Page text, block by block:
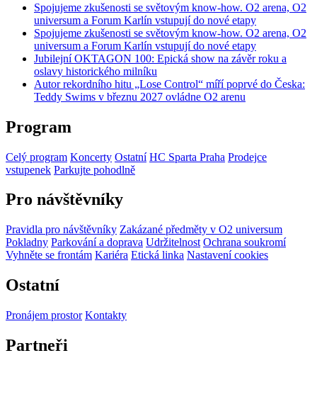
Spojujeme zkušenosti se světovým know-how. O2 arena, O2
universum a Forum Karlín vstupují do nové etapy
Spojujeme zkušenosti se světovým know-how. O2 arena, O2
universum a Forum Karlín vstupují do nové etapy
Jubilejní OKTAGON 100: Epická show na závěr roku a
oslavy historického milníku
Autor rekordního hitu „Lose Control“ míří poprvé do Česka:
Teddy Swims v březnu 2027 ovládne O2 arenu
Program
Celý program Koncerty Ostatní HC Sparta Praha Prodejce
vstupenek Parkujte pohodlně
Pro návštěvníky
Pravidla pro návštěvníky Zakázané předměty v O2 universum
Pokladny Parkování a doprava Udržitelnost Ochrana soukromí
Vyhněte se frontám Kariéra Etická linka Nastavení cookies
Ostatní
Pronájem prostor Kontakty
Partneři